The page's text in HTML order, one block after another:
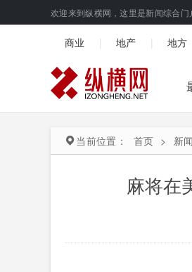
欢迎来到纵横网，这里是新闻综合
商业 地产 地方
当前位置： 首页 > 新闻
麻将在